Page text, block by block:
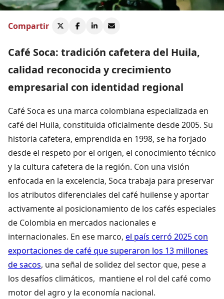
Compartir
Café Soca: tradición cafetera del Huila,
calidad reconocida y crecimiento
empresarial con identidad regional
Café Soca es una marca colombiana especializada en
café del Huila, constituida oficialmente desde 2005. Su
historia cafetera, emprendida en 1998, se ha forjado
desde el respeto por el origen, el conocimiento técnico
y la cultura cafetera de la región. Con una visión
enfocada en la excelencia, Soca trabaja para preservar
los atributos diferenciales del café huilense y aportar
activamente al posicionamiento de los cafés especiales
de Colombia en mercados nacionales e
internacionales. En ese marco, el país cerró 2025 con
exportaciones de café que superaron los 13 millones
de sacos, una señal de solidez del sector que, pese a
los desafíos climáticos, mantiene el rol del café como
motor del agro y la economía nacional.